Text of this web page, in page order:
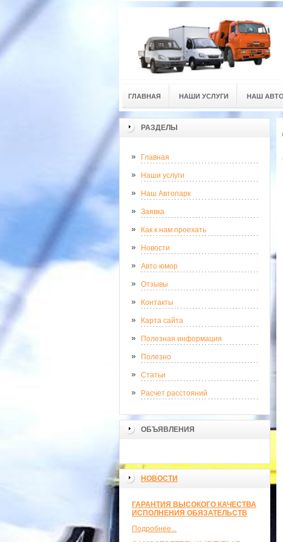
ГЛАВНАЯ НАШИ УСЛУГИ НАШ
РАЗДЕЛЫ
Главная
Наши услуги
Наш Автопарк
Заявка
Как к нам проехать
Новости
Авто юмор
Отзывы
Контакты
Карта сайта
Полезная информация
Полезно
Статьи
Расчет расстояний
ОБЪЯВЛЕНИЯ
НОВОСТИ
ГАРАНТИЯ ВЫСОКОГО КАЧЕСТВА
ИСПОЛНЕНИЯ ОБЯЗАТЕЛЬСТВ
Подробнее...